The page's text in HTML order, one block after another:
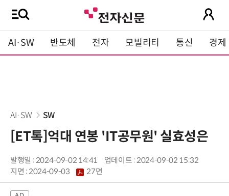
AI·SW 반도체 전자 모빌리티 통신 경제
AI·SW SW
[ET톡]억대 연봉 'IT공무원' 실효성은
발행일 : 2024-09-02 14:41
업데이트 : 2024-09-02 15:32
지면 :2024-09-03 27면